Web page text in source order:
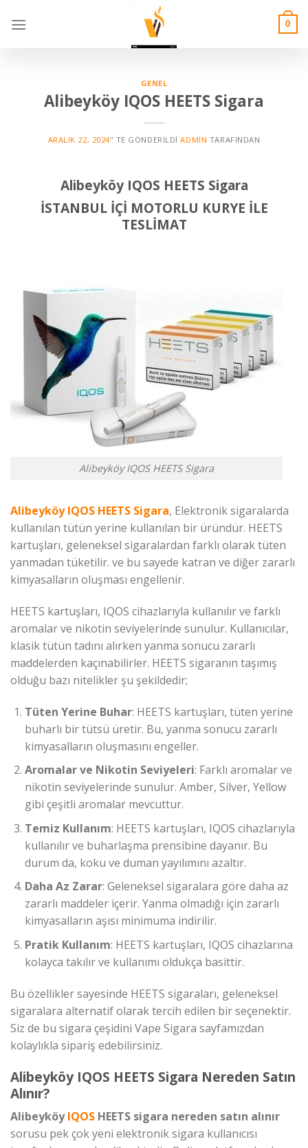
0
GENEL
Alibeyköy IQOS HEETS Sigara
ARALIK 22, 2024’' TE GÖNDERILDI ADMIN TARAFINDAN
AlibeyköyIQOS HEETS Sigara
İSTANBUL İÇİ MOTORLU KURYE İLE
TESLİMAT
Alibeyköy IQOS HEETS Sigara
Alibeyköy IQOS HEETS Sigara, Elektronik sigaralarda
kullanılan tütün yerine kullanılan bir üründür. HEETS
kartuşları, geleneksel sigaralardan farklı olarak tüten
yanmadan tüketilir. ve bu sayede katran ve diğer zararlı
kimyasalların oluşması engellenir.
HEETS kartuşları, IQOS cihazlarıyla kullanılır ve farklı
aromalar ve nikotin seviyelerinde sunulur. Kullanıcılar,
klasik tütün tadını alırken yanma sonucu zararlı
maddelerden kaçınabilirler. HEETS sigaranın taşımış
olduğu bazı nitelikler şu şekildedir;
Tüten Yerine Buhar: HEETS kartuşları, tüten yerine
buharlı bir tütsü üretir. Bu, yanma sonucu zararlı
kimyasalların oluşmasını engeller.
Aromalar ve Nikotin Seviyeleri: Farklı aromalar ve
nikotin seviyelerinde sunulur. Amber, Silver, Yellow
gibi çeşitli aromalar mevcuttur.
Temiz Kullanım: HEETS kartuşları, IQOS cihazlarıyla
kullanılır ve buharlaşma prensibine dayanır. Bu
durum da, koku ve duman yayılımını azaltır.
Daha Az Zarar: Geleneksel sigaralara göre daha az
zararlı maddeler içerir. Yanma olmadığı için zararlı
kimyasalların aşısı minimuma indirilir.
Pratik Kullanım: HEETS kartuşları, IQOS cihazlarına
kolayca takılır ve kullanımı oldukça basittir.
Bu özellikler sayesinde HEETS sigaraları, geleneksel
sigaralara alternatif olarak tercih edilen bir seçenektir.
Siz de bu sigara çeşidini Vape Sigara sayfamızdan
kolaylıkla sipariş edebilirsiniz.
Alibeyköy IQOS HEETS Sigara Nereden Satın
Alınır?
AlibeyköyIQOS HEETS sigara nereden satın alınır
sorusu pek çok yeni elektronik sigara kullanıcısı